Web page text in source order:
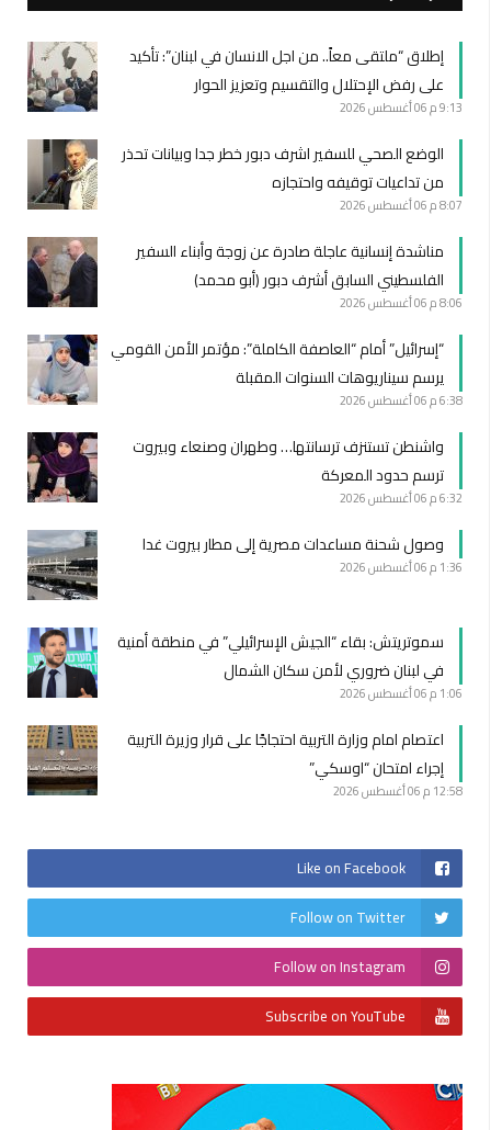
إطلاق “ملتقى معاً.. من اجل الانسان في لبنان”: تأكيد
على رفض الإحتلال والتقسيم وتعزيز الحوار
9:13 م 06 أغسطس 2026
الوضع الصحي للسفير اشرف دبور خطر جدا وبيانات تحذر
من تداعيات توقيفه واحتجازه
8:07 م 06 أغسطس 2026
مناشدة إنسانية عاجلة صادرة عن زوجة وأبناء السفير
الفلسطيني السابق أشرف دبور (أبو محمد)
8:06 م 06 أغسطس 2026
“إسرائيل” أمام “العاصفة الكاملة”: مؤتمر الأمن القومي
يرسم سيناريوهات السنوات المقبلة
6:38 م 06 أغسطس 2026
واشنطن تستنزف ترسانتها… وطهران وصنعاء وبيروت
ترسم حدود المعركة
6:32 م 06 أغسطس 2026
وصول شحنة مساعدات مصرية إلى مطار بيروت غدا
1:36 م 06 أغسطس 2026
سموتريتش: بقاء “الجيش الإسرائيلي” في منطقة أمنية
في لبنان ضروري لأمن سكان الشمال
1:06 م 06 أغسطس 2026
اعتصام امام وزارة التربية احتجاجًا على قرار وزيرة التربية
إجراء امتحان “اوسكي”
12:58 م 06 أغسطس 2026
Like on Facebook
Follow on Twitter
Follow on Instagram
Subscribe on YouTube